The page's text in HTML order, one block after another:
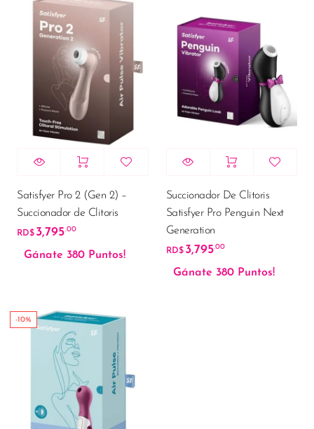
Satisfyer Pro 2 (Gen 2) –
Succionador de Clitoris
RD$ 3,795.00
Gánate 380 Puntos!
Succionador De Clitoris
Satisfyer Pro Penguin Next
Generation
RD$ 3,795.00
Gánate 380 Puntos!
-10%